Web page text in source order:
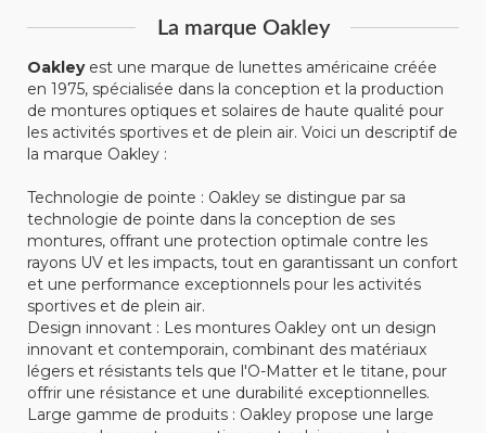
La marque Oakley
Oakleyest une marque de lunettes américaine créée
en 1975, spécialisée dans la conception et la production
de montures optiques et solaires de haute qualité pour
les activités sportives et de plein air. Voici un descriptif de
la marque Oakley :
Technologie de pointe : Oakley se distingue par sa
technologie de pointe dans la conception de ses
montures, offrant une protection optimale contre les
rayons UV et les impacts, tout en garantissant un confort
et une performance exceptionnels pour les activités
sportives et de plein air.
Design innovant : Les montures Oakley ont un design
innovant et contemporain, combinant des matériaux
légers et résistants tels que l'O-Matter et le titane, pour
offrir une résistance et une durabilité exceptionnelles.
Large gamme de produits : Oakley propose une large